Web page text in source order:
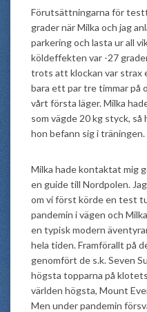
Förutsättningarna för
grader när Milka och jag
parkering och lasta ur all
köldeffekten var -27
trots att klockan var strax
bara ett par tre timmar på
vårt första läger. Milka
som vägde 20 kg styck,
hon befann sig i träningen.
Milka hade kontaktat mig
en guide till Nordpolen.
om vi först körde en test
pandemin i vägen och
en typisk modern
hela tiden. Framförallt på
genomfört de s.k. Seven
högsta topparna på
världen högsta, Mount
Men under pandemin